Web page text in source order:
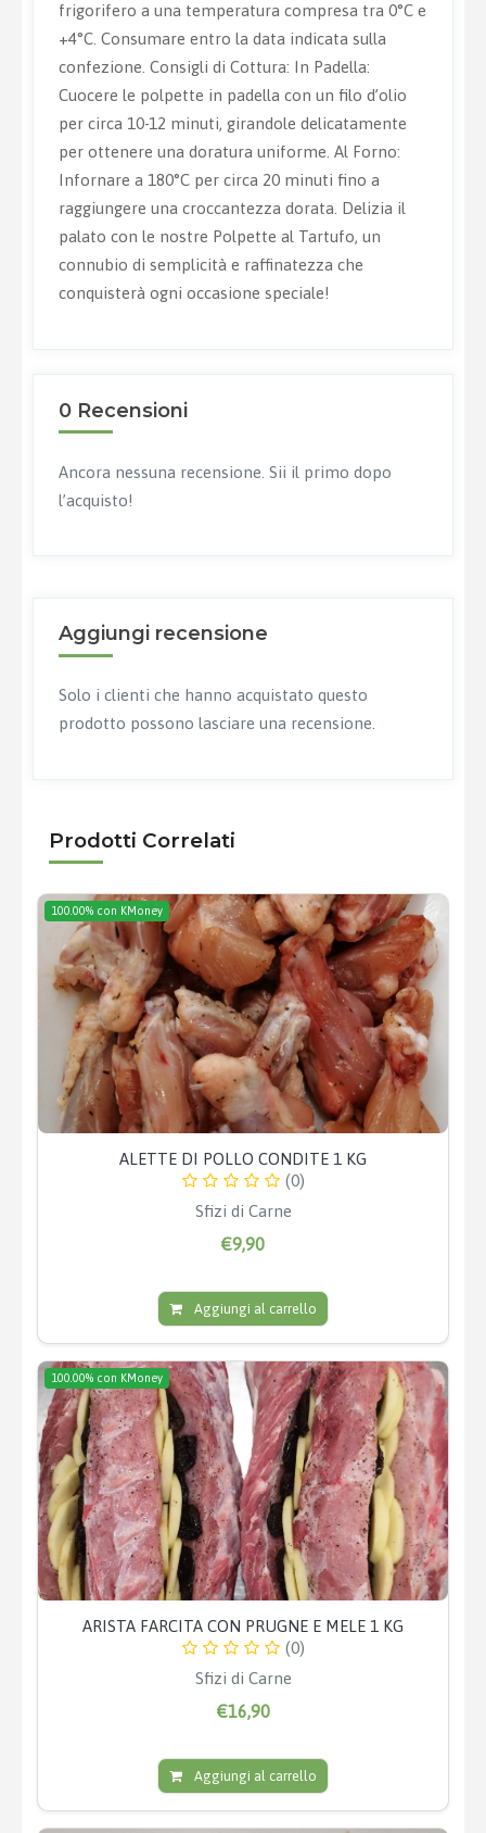
frigorifero a una temperatura compresa tra 0°C e
+4°C. Consumare entro la data indicata sulla
confezione. Consigli di Cottura: In Padella:
Cuocere le polpette in padella con un filo d’olio
per circa 10-12 minuti, girandole delicatamente
per ottenere una doratura uniforme. Al Forno:
Infornare a 180°C per circa 20 minuti fino a
raggiungere una croccantezza dorata. Delizia il
palato con le nostre Polpette al Tartufo, un
connubio di semplicità e raffinatezza che
conquisterà ogni occasione speciale!
0 Recensioni
Ancora nessuna recensione. Sii il primo dopo
l’acquisto!
Aggiungi recensione
Solo i clienti che hanno acquistato questo
prodotto possono lasciare una recensione.
Prodotti Correlati
100.00% con KMoney
ALETTE DI POLLO CONDITE 1 KG
(0)
Sfizi di Carne
€9,90
Aggiungi al carrello
100.00% con KMoney
ARISTA FARCITA CON PRUGNE E MELE 1 KG
(0)
Sfizi di Carne
€16,90
Aggiungi al carrello